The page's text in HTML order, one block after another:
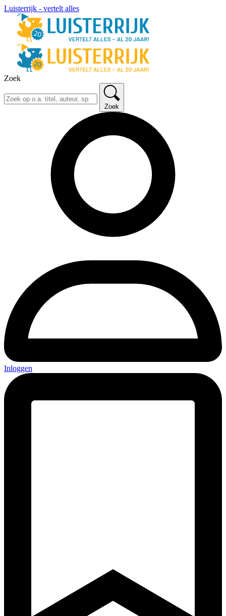
Luisterrijk - vertelt alles
Zoek
Zoek
Inloggen